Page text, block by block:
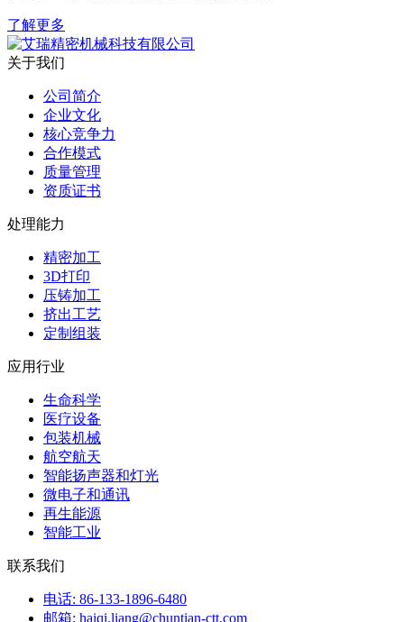
了解更多
关于我们
公司简介
企业文化
核心竞争力
合作模式
质量管理
资质证书
处理能力
精密加工
3D打印
压铸加工
挤出工艺
定制组装
应用行业
生命科学
医疗设备
包装机械
航空航天
智能扬声器和灯光
微电子和通讯
再生能源
智能工业
联系我们
电话: 86-133-1896-6480
邮箱: haiqi.liang@chuntian-ctt.com